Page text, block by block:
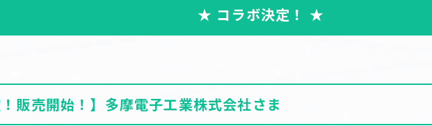
★ コラボ決定！ ★
！販売開始！】多摩電子工業株式会社さま